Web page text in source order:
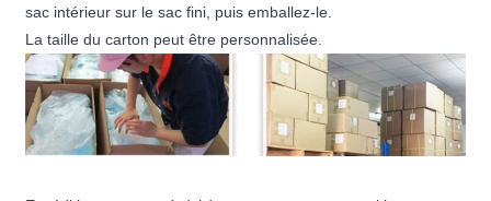
sac intérieur sur le sac fini, puis emballez-le.
La taille du carton peut être personnalisée.